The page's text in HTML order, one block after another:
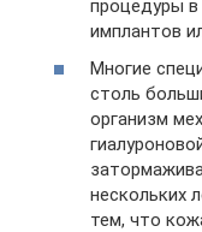
процедуры в
имплантов
Многие
столь
организм
нескольких
тем, что